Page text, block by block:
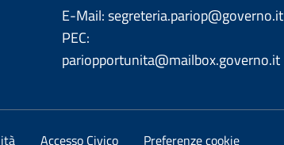
E-Mail: segreteria.pariop@governo.it
PEC:
pariopportunita@mailbox.governo.it
Accesso Civico Preferenze cookie